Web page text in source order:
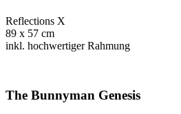
Reflections X
89 x 57 cm
inkl. hochwertiger Rahmung
The Bunnyman Genesis